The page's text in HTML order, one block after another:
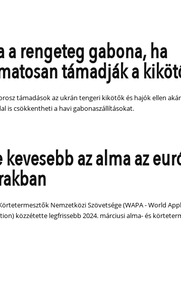
a rengeteg gabona, ha
támadják a
támadások az ukrán tengeri kikötők és hajók ellen akár
is csökkentheti a havi gabonaszállításokat.
kevesebb az alma az
Nemzetközi Szövetsége (WAPA - World
közzétette legfrissebb 2024. márciusi alma- és